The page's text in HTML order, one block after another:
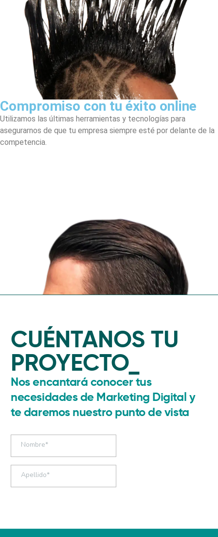
Compromiso con tu éxito online
Utilizamos las últimas herramientas y tecnologías para
asegurarnos de que tu empresa siempre esté por delante de la
competencia.
CUÉNTANOS TU
PROYECTO_
Nos encantará conocer tus
necesidades de Marketing Digital y
te daremos nuestro punto de vista